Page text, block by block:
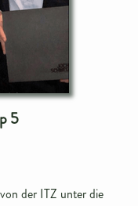
5
der ITZ unter die